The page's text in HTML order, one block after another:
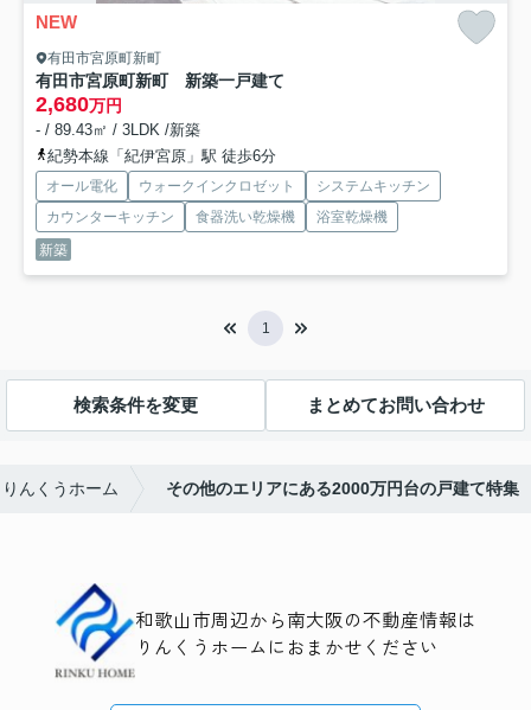
NEW
有田市宮原町新町
有田市宮原町新町 新築一戸建て
2,680万円
- / 89.43㎡ / 3LDK /新築
紀勢本線「紀伊宮原」駅 徒歩6分
オール電化 ウォークインクロゼット
システムキッチン
カウンターキッチン
食器洗い乾燥機
浴室乾燥機
新築
1
検索条件を変更 まとめてお問い合わせ
んくうホーム その他のエリアにある2000万円台の戸建て特集
和歌山市周辺から南大阪の不動産情報は
りんくうホームにおまかせください